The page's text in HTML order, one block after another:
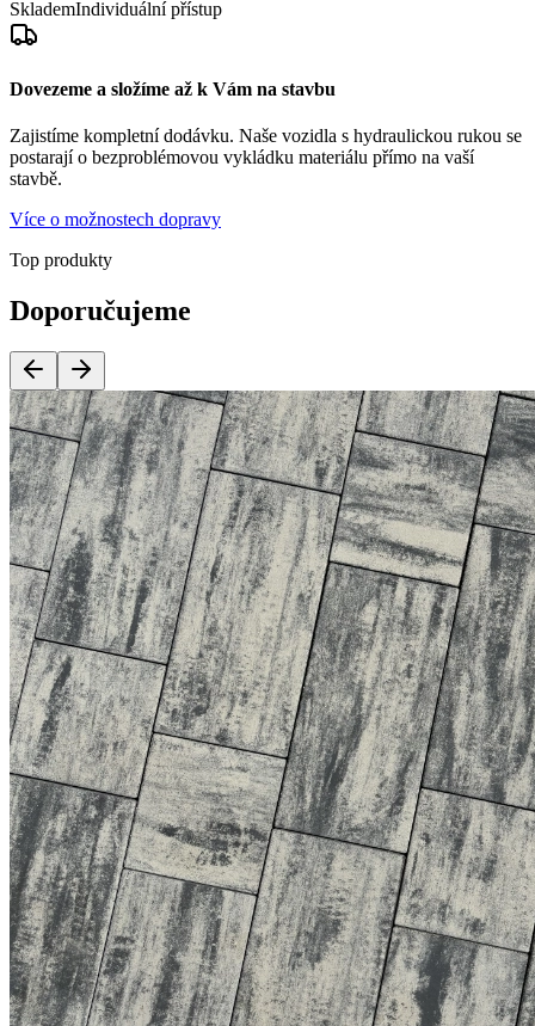
SklademIndividuální přístup
Dovezeme a složíme až k Vám na stavbu
Zajistíme kompletní dodávku. Naše vozidla s hydraulickou rukou se
postarají o bezproblémovou vykládku materiálu přímo na vaší
stavbě.
Více o možnostech dopravy
Top produkty
Doporučujeme